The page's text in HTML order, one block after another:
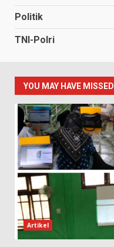
Politik
TNI-Polri
YOU MAY HAVE MISSED
Artikel